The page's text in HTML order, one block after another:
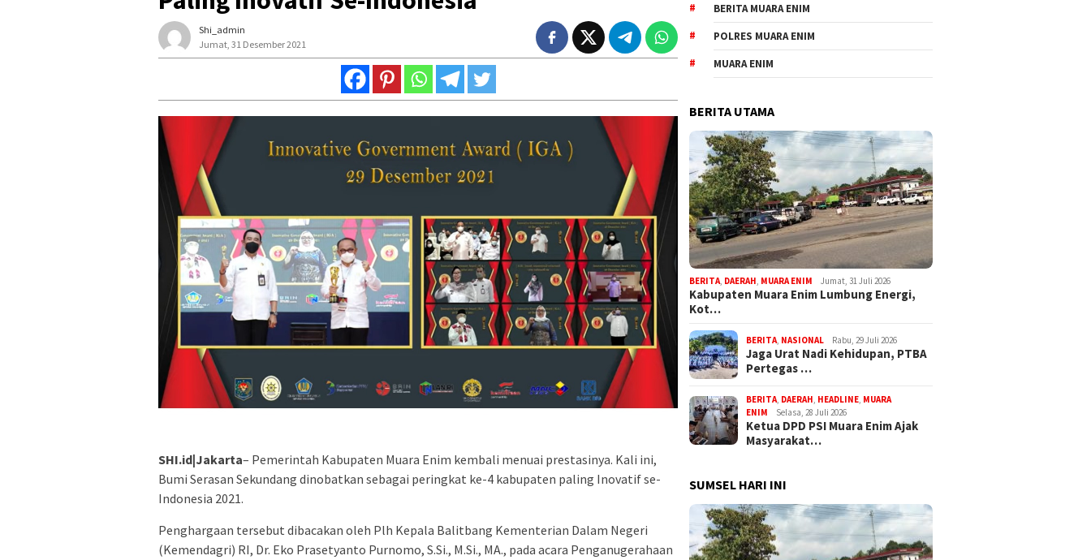
Shi_admin
Jumat, 31 Desember 2021
SHI.id|Jakarta– Pemerintah Kabupaten Muara Enim kembali menuai prestasinya. Kali ini,
Bumi Serasan Sekundang dinobatkan sebagai peringkat ke-4 kabupaten paling Inovatif se-
Indonesia 2021.
Penghargaan tersebut dibacakan oleh Plh Kepala Balitbang Kementerian Dalam Negeri
(Kemendagri) RI, Dr. Eko Prasetyanto Purnomo, S.Si., M.Si., MA., pada acara Penganugerahaan
BERITA MUARA ENIM
POLRES MUARA ENIM
MUARA ENIM
BERITA UTAMA
BERITA DAERAH MUARA ENIM Jumat, 31 Juli 2026
Kabupaten Muara Enim Lumbung Energi,
Kot…
BERITA NASIONAL Rabu, 29 Juli 2026
Jaga Urat Nadi Kehidupan, PTBA
Pertegas …
BERITA DAERAH HEADLINE MUARA
ENIM
Selasa, 28 Juli 2026
Ketua DPD PSI Muara Enim Ajak
Masyarakat…
SUMSEL HARI INI